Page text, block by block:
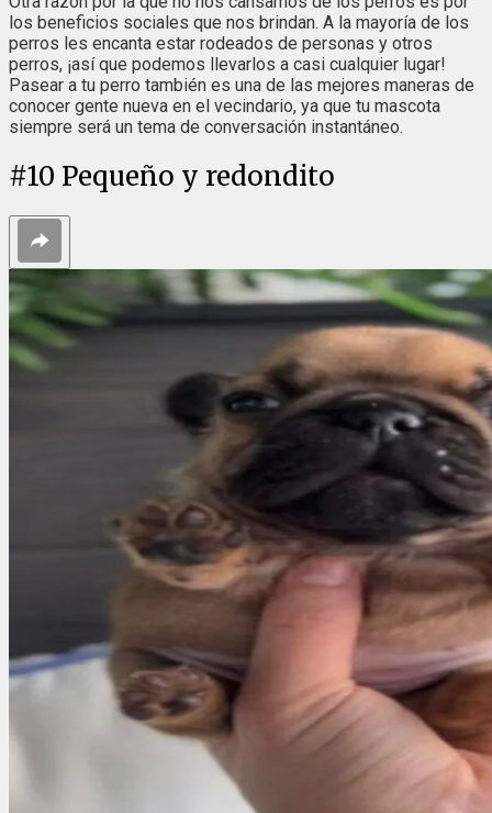
los beneficios sociales que nos brindan. A la mayoría de los
perros les encanta estar rodeados de personas y otros
perros, ¡así que podemos llevarlos a casi cualquier lugar!
Pasear a tu perro también es una de las mejores maneras de
conocer gente nueva en el vecindario, ya que tu mascota
siempre será un tema de conversación instantáneo.
#10 Pequeño y redondito